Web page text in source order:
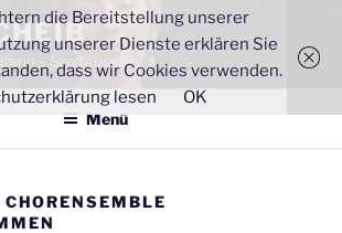
– Saarbrücken
Menü
CHORENSEMBLE
die Bereitstellung unserer
unserer Dienste erklären Sie
dass wir Cookies verwenden.
lesen
OK